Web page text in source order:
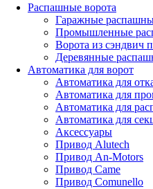
Распашные ворота
Гаражные
Промышленные
Ворота из сэндвич
Деревянные
Автоматика для ворот
Автоматика для
Автоматика для
Автоматика для
Автоматика для
Аксессуары
Привод Alutech
Привод An-Motors
Привод Came
Привод Comunello